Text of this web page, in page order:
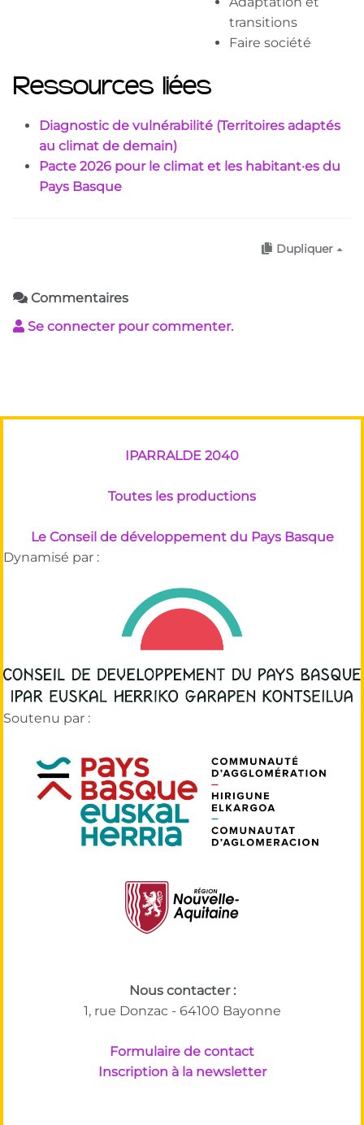
transitions
Faire société
Ressources liées
Diagnostic de vulnérabilité (Territoires adaptés
au climat de demain)
Pacte 2026 pour le climat et les habitant·es du
Pays Basque
Dupliquer
Commentaires
Se connecter pour commenter.
IPARRALDE 2040
Toutes les productions
Le Conseil de développement du Pays Basque
Dynamisé par :
Soutenu par :
Nous contacter :
1, rue Donzac - 64100 Bayonne
Formulaire de contact
Inscription à la newsletter